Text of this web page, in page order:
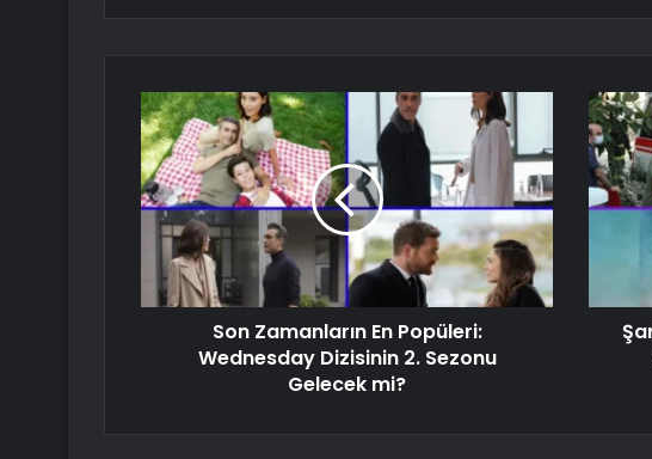
Son Zamanların En Popüleri:
Wednesday Dizisinin 2. Sezonu
Gelecek mi?